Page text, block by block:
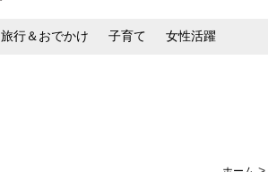
旅行＆おでかけ 子育て 女性活躍